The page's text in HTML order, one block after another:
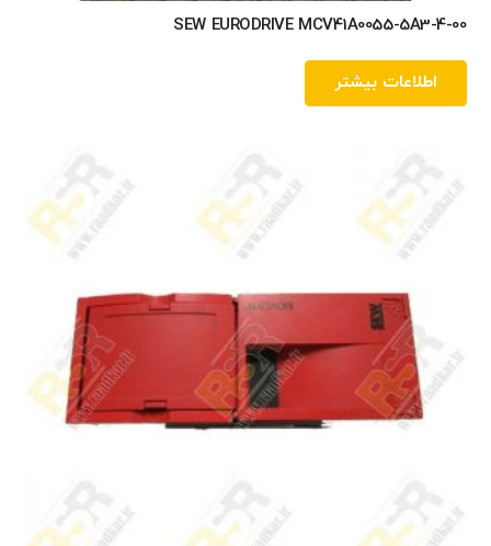
SEW EURODRIVE MCV41A0055-5A3-4-00
اطلاعات بیشتر